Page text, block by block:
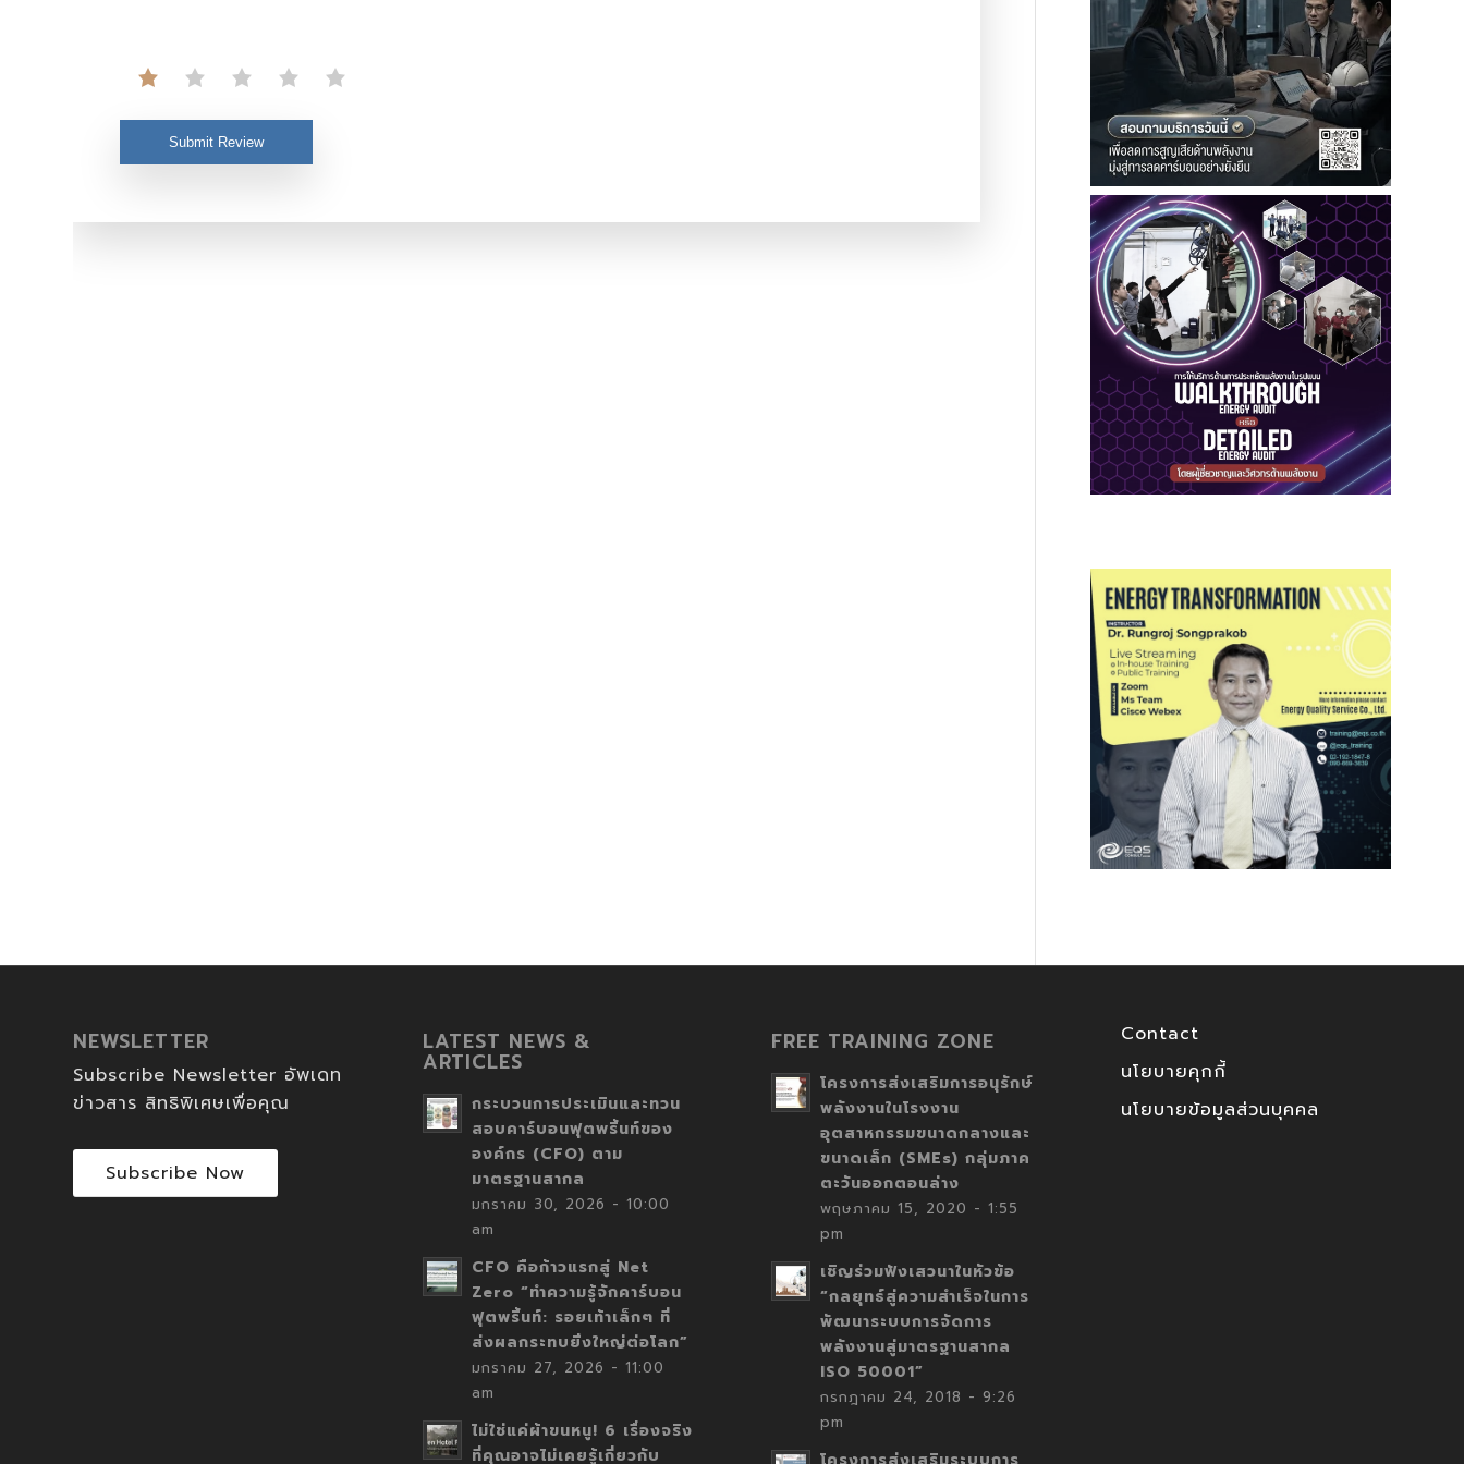
Submit Review
NEWSLETTER
Subscribe Newsletter อัพเดท
ข่าวสาร สิทธิพิเศษเพื่อคุณ
Subscribe Now
LATEST NEWS &
ARTICLES
กระบวนการประเมินและทวน
สอบคาร์บอนฟุตพริ้นท์ของ
องค์กร (CFO) ตาม
มาตรฐานสากล
มกราคม 30, 2026 - 10:00
am
CFO คือก้าวแรกสู่ Net
Zero “ทำความรู้จักคาร์บอน
ฟุตพริ้นท์: รอยเท้าเล็กๆ ที่
ส่งผลกระทบยิ่งใหญ่ต่อโลก”
มกราคม 27, 2026 - 11:00
am
ไม่ใช่แค่ผ้าขนหนู! 6 เรื่องจริง
ที่คุณอาจไม่เคยรู้เกี่ยวกับ
FREE TRAINING ZONE
โครงการส่งเสริมการอนุรักษ์
พลังงานในโรงงาน
อุตสาหกรรมขนาดกลางและ
ขนาดเล็ก (SMEs) กลุ่มภาค
ตะวันออกตอนล่าง
พฤษภาคม 15, 2020 - 1:55
pm
เชิญร่วมฟังเสวนาในหัวข้อ
“กลยุทธ์สู่ความสำเร็จในการ
พัฒนาระบบการจัดการ
พลังงานสู่มาตรฐานสากล
ISO 50001”
กรกฎาคม 24, 2018 - 9:26
pm
Contact
นโยบายคุกกี้
นโยบายข้อมูลส่วนบุคคล